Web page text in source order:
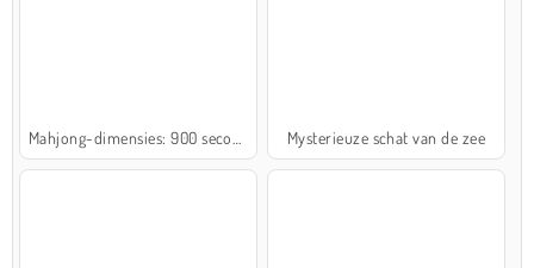
Mysterieuze schat van de zee